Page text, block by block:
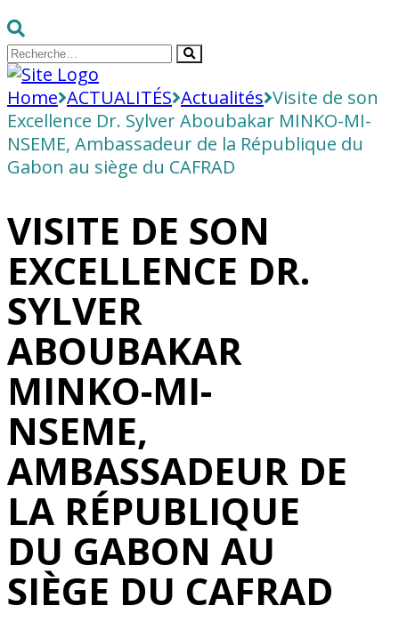
Home ACTUALITÉS Actualités Visite de son
Excellence Dr. Sylver Aboubakar MINKO-MI-
NSEME, Ambassadeur de la République du
Gabon au siège du CAFRAD
VISITE DE SON
EXCELLENCE DR.
SYLVER
ABOUBAKAR
MINKO-MI-
NSEME,
AMBASSADEUR DE
LA RÉPUBLIQUE
DU GABON AU
SIÈGE DU CAFRAD